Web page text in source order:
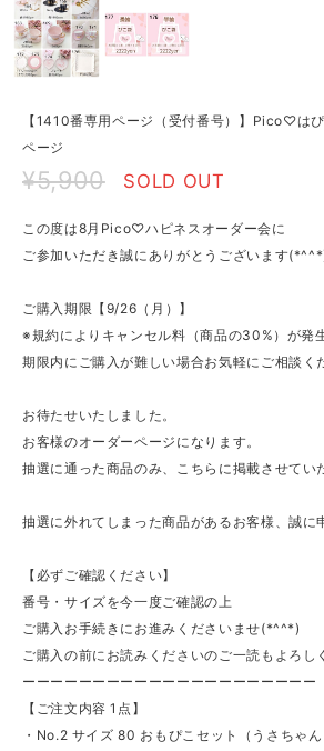
【1410番専用ページ（受付番号）】Pico♡は
ページ
¥5,900 SOLD OUT
この度は8月Pico♡ハピネスオーダー会に
ご参加いただき誠にありがとうございます
ご購入期限【9/26（月）】
※規約によりキャンセル料（商品の30%）が発
期限内にご購入が難しい場合お気軽にご相談く
お待たせいたしました。
お客様のオーダーページになります。
抽選に通った商品のみ、こちらに掲載させてい
抽選に外れてしまった商品があるお客様、誠に
【必ずご確認ください】
番号・サイズを今一度ご確認の上
ご購入お手続きにお進みくださいませ(*^^*)
ご購入の前にお読みくださいのご一読もよろし
ーーーーーーーーーーーーーーーーーーーーー
【ご注文内容 1点】
・No.2 サイズ 80 おもぴこセット（うさちゃ